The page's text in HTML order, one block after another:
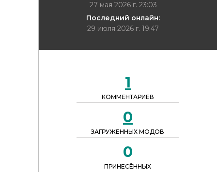
27 мая 2026 г. 23:03
Последний онлайн:
29 июля 2026 г. 19:47
1
КОММЕНТАРИЕВ
0
ЗАГРУЖЕННЫХ МОДОВ
0
ПРИНЕСЁННЫХ